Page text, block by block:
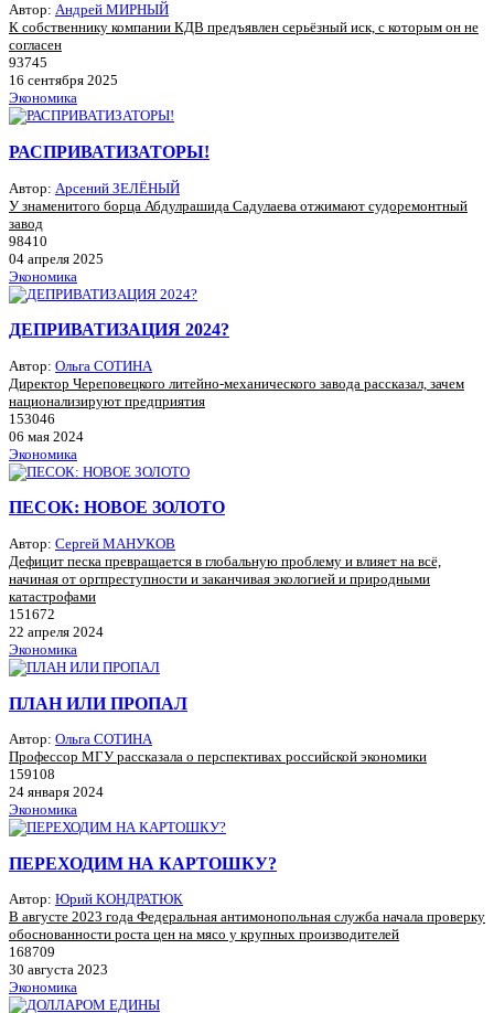
Автор: Андрей МИРНЫЙ
К собственнику компании КДВ предъявлен серьёзный иск, с которым он не
согласен
93745
16 сентября 2025
Экономика
РАСПРИВАТИЗАТОРЫ!
Автор: Арсений ЗЕЛЁНЫЙ
У знаменитого борца Абдулрашида Садулаева отжимают судоремонтный
завод
98410
04 апреля 2025
Экономика
ДЕПРИВАТИЗАЦИЯ 2024?
Автор: Ольга СОТИНА
Директор Череповецкого литейно-механического завода рассказал, зачем
национализируют предприятия
153046
06 мая 2024
Экономика
ПЕСОК: НОВОЕ ЗОЛОТО
Автор: Сергей МАНУКОВ
Дефицит песка превращается в глобальную проблему и влияет на всё,
начиная от оргпреступности и заканчивая экологией и природными
катастрофами
151672
22 апреля 2024
Экономика
ПЛАН ИЛИ ПРОПАЛ
Автор: Ольга СОТИНА
Профессор МГУ рассказала о перспективах российской экономики
159108
24 января 2024
Экономика
ПЕРЕХОДИМ НА КАРТОШКУ?
Автор: Юрий КОНДРАТЮК
В августе 2023 года Федеральная антимонопольная служба начала проверку
обоснованности роста цен на мясо у крупных производителей
168709
30 августа 2023
Экономика